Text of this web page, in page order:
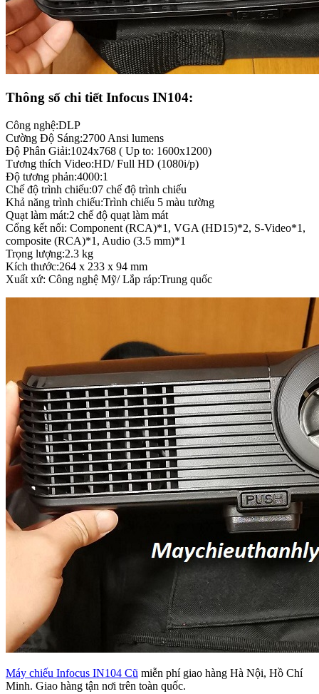
Thông số chi tiết Infocus IN104:
Công nghệ:DLP
Cường Độ Sáng:2700 Ansi lumens
Độ Phân Giải:1024x768 ( Up to: 1600x1200)
Tương thích Video:HD/ Full HD (1080i/p)
Độ tương phản:4000:1
Chế độ trình chiếu:07 chế độ trình chiếu
Khả năng trình chiếu:Trình chiếu 5 màu tường
Quạt làm mát:2 chế độ quạt làm mát
Cổng kết nối: Component (RCA)*1, VGA (HD15)*2, S-Video*1,
composite (RCA)*1, Audio (3.5 mm)*1
Trọng lượng:2.3 kg
Kích thước:264 x 233 x 94 mm
Xuất xứ: Công nghệ Mỹ/ Lắp ráp:Trung quốc
Máy chiếu Infocus IN104 Cũ miễn phí giao hàng Hà Nội, Hồ Chí
Minh. Giao hàng tận nơi trên toàn quốc.